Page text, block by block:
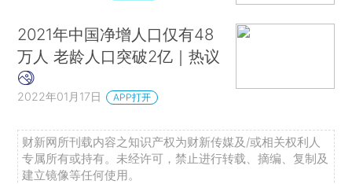
2021年中国净增人口仅有48
万人 老龄人口突破2亿｜热议
2022年01月17日 APP打开
财新网所刊载内容之知识产权为财新传媒及/或相关权利人
专属所有或持有。未经许可，禁止进行转载、摘编、复制及
建立镜像等任何使用。